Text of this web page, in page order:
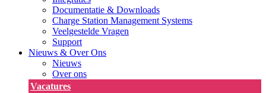
Documentatie & Downloads
Charge Station Management Systems
Veelgestelde Vragen
Support
Nieuws & Over Ons
Nieuws
Over ons
Vacatures